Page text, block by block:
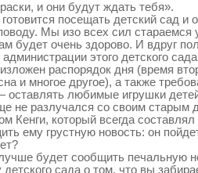
и они будут ждать тебя».
посещать детский сад и
Мы изо всех сил стараемся
будет очень здорово. И вдруг
этого детского
распорядок дня (время
и многое другое), а также
оставлять любимые игрушки
не разлучался со своим старым
Кенги, который всегда
ему грустную новость: он
будет сообщить печальную
детского сада о том, что вы